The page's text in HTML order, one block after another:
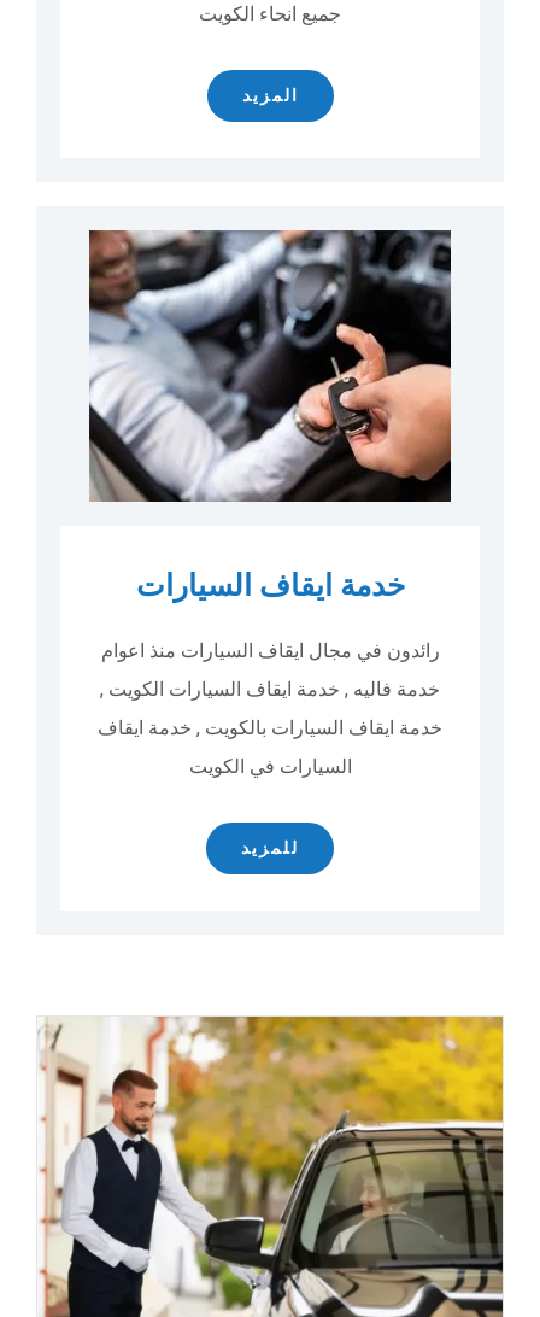
جميع انحاء الكويت
المزيد
خدمة ايقاف السيارات
رائدون في مجال ايقاف السيارات منذ اعوام
خدمة فاليه , خدمة ايقاف السيارات الكويت ,
خدمة ايقاف السيارات بالكويت , خدمة ايقاف
السيارات في الكويت
للمزيد